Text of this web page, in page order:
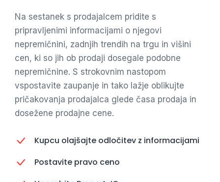
Na sestanek s prodajalcem pridite s
pripravljenimi informacijami o njegovi
nepremičnini, zadnjih trendih na trgu in višini
cen, ki so jih ob prodaji dosegale podobne
nepremičnine. S strokovnim nastopom
vspostavite zaupanje in tako lažje oblikujte
pričakovanja prodajalca glede časa prodaja in
dosežene prodajne cene.
Kupcu olajšajte odločitev z informacijami
Postavite pravo ceno